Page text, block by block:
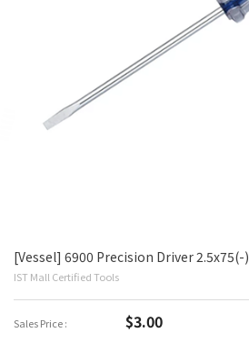
[Vessel] 6900 Precision Driver 2.5x75(-)
IST Mall Certified Tools
Sales Price : $3.00